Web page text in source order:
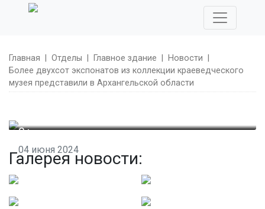
Главная Отделы Главное здание Новости
Более двухсот экспонатов из коллекции краеведческого
музея представили в Архангельской области
0+
04 июня 2024
Более двухсот экспонатов из коллекции
краеведческого музея представили в Архангельской
Галерея новости: